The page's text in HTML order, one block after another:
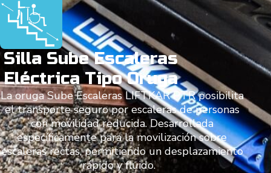
Silla Sube Escaleras
Eléctrica Tipo Oruga
La oruga Sube Escaleras LIFTKAR PTR posibilita
el transporte seguro por escaleras de personas
con movilidad reducida. Desarrollada
específicamente para la movilización sobre
escaleras rectas, permitiendo un desplazamiento
rápido y fluido.